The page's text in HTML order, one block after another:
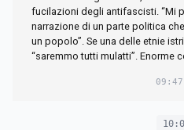
fucilazioni degli antifascisti. “Mi
narrazione di un parte politica
un popolo”. Se una delle etnie
“saremmo tutti mulatti”. Enorme
09:47